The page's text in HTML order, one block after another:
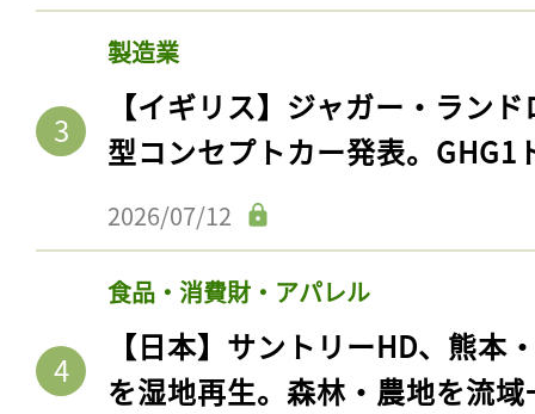
製造業
【イギリス】ジャガー・ラン
型コンセプトカー発表。GHG1
2026/07/12
食品・消費財・アパレル
【日本】サントリーHD、熊本
を湿地再生。森林・農地を流